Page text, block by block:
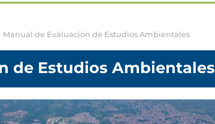
Manual de Evaluación de Estudios Ambientales
de Estudios Ambientales